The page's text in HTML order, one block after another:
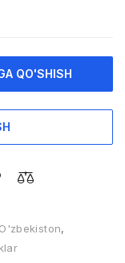
QO'SHISH
O'zbekiston,